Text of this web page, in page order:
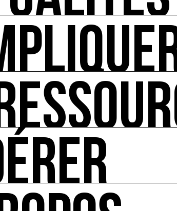
et internationale des rendez-vous de
guides et outils pour réduire ses
théoriques et inspirantes sur les enjeux
acteurs de l’écologie culturelle en France